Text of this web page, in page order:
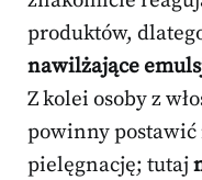
produktów,
nawilżające
Z kolei osoby z
powinny
pielęgnację; tutaj